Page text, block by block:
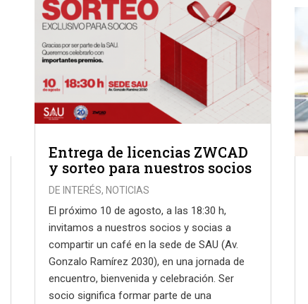
Entrega de licencias ZWCAD
y sorteo para nuestros socios
DE INTERÉS, NOTICIAS
El próximo 10 de agosto, a las 18:30 h,
invitamos a nuestros socios y socias a
compartir un café en la sede de SAU (Av.
Gonzalo Ramírez 2030), en una jornada de
encuentro, bienvenida y celebración. Ser
socio significa formar parte de una